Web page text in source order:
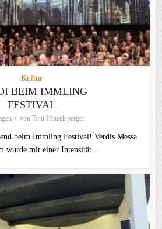
Kultur
BEIM IMMLING
FESTIVAL
von Toni Hötzelsperger
beim Immling Festival! Verdis Messa
wurde mit einer Intensität...